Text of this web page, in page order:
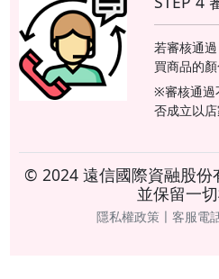
若審核通
買商品的
※審核通過
否成立以店
© 2024 遠信國際資融股份
並保留一切
隱私權政策〡客服電